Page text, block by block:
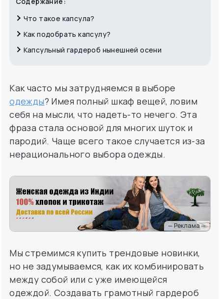
Что такое капсула?
Как подобрать капсулу?
Капсульный гардероб нынешней осени
Как часто мы затрудняемся в выборе
одежды? Имея полный шкаф вещей, ловим
себя на мысли, что надеть-то нечего. Эта
фраза стала основой для многих шуток и
пародий. Чаще всего такое случается из-за
нерационального выбора одежды.
— Реклама —
Мы стремимся купить трендовые новинки,
но не задумываемся, как их комбинировать
между собой или с уже имеющейся
одеждой. Создавать грамотный гардероб